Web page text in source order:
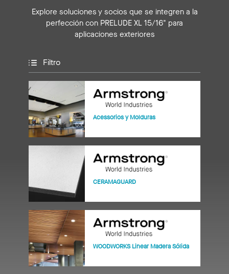
Explore soluciones y socios que se integren a la
perfección con PRELUDE XL 15/16" para
aplicaciones exteriores
Filtro
Acessorios y Molduras
CERAMAGUARD
WOODWORKS Linear Madera Sólida